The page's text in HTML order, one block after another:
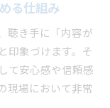
る仕組み
聴き手に「内容が
印象づけます。そ
て安心感や信頼感
現場において非常